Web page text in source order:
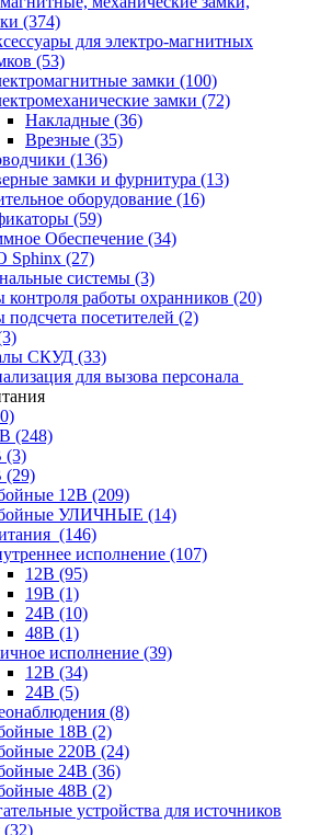
(374)
для электро-магнитных
(53)
замки (100)
замки (72)
Накладные (36)
Врезные (35)
(136)
замки и фурнитура (13)
оборудование (16)
(59)
Обеспечение (34)
Sphinx (27)
системы (3)
контроля работы охранников (20)
посетителей (2)
СКУД (33)
для вызова персонала
(248)
(3)
(29)
12В (209)
УЛИЧНЫЕ (14)
(146)
исполнение (107)
12В (95)
19В (1)
24В (10)
48В (1)
исполнение (39)
12В (34)
24В (5)
(8)
18В (2)
220В (24)
24В (36)
48В (2)
устройства для источников
(32)